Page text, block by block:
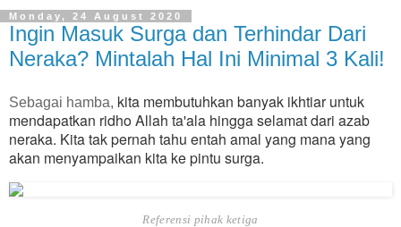
Monday, 24 August 2020
Ingin Masuk Surga dan Terhindar Dari
Neraka? Mintalah Hal Ini Minimal 3 Kali!
Sebagai hamba, kita membutuhkan banyak ikhtiar untuk
mendapatkan ridho Allah ta'ala hingga selamat dari azab
neraka. Kita tak pernah tahu entah amal yang mana yang
akan menyampaikan kita ke pintu surga.
Referensi pihak ketiga